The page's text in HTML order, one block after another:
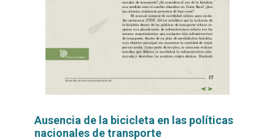
Ausencia de la bicicleta en las políticas
nacionales de transporte